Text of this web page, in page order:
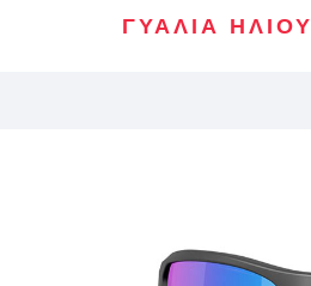
ΓΥΑΛΙΑ ΗΛΙΟΥ